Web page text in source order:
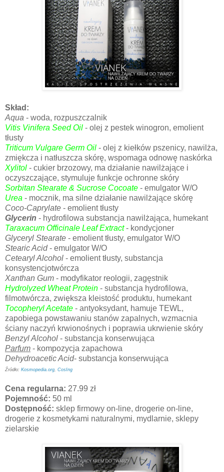
Skład:
Aqua - woda, rozpuszczalnik
Vitis Vinifera Seed Oil - olej z pestek winogron, emolient
tłusty
Triticum Vulgare Germ Oil - olej z kiełków pszenicy, nawilża,
zmiękcza i natłuszcza skórę, wspomaga odnowę naskórka
Xylitol - cukier brzozowy, ma działanie nawilżające i
oczyszczające, stymuluje funkcje ochronne skóry
Sorbitan Stearate & Sucrose Cocoate - emulgator W/O
Urea - mocznik, ma silne działanie nawilżające skórę
Coco-Caprylate - emolient tłusty
Glycerin - hydrofilowa substancja nawilżająca, humekant
Taraxacum Officinale Leaf Extract- kondycjoner
Glyceryl Stearate - emolient tłusty, emulgator W/O
Stearic Acid- emulgator W/O
Cetearyl Alcohol - emolient tłusty, substancja
konsystencjotwórcza
Xanthan Gum - modyfikator reologii, zagęstnik
Hydrolyzed Wheat Protein - substancja hydrofilowa,
filmotwórcza, zwiększa kleistość produktu, humekant
Tocopheryl Acetate - antyoksydant, hamuje TEWL,
zapobiega powstawaniu stanów zapalnych, wzmacnia
ściany naczyń krwionośnych i poprawia ukrwienie skóry
Benzyl Alcohol - substancja konserwująca
Parfum - kompozycja zapachowa
Dehydroacetic Acid- substancja konserwująca
Źródło: Kosmopedia.org, CosIng
Cena regularna: 27.99 zł
Pojemność: 50 ml
Dostępność: sklep firmowy on-line, drogerie on-line,
drogerie z kosmetykami naturalnymi, mydlarnie, sklepy
zielarskie